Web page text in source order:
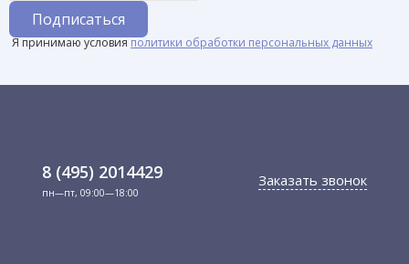
Я принимаю условияполитики обработки персональных данных
8 (495) 2014429
пн—пт, 09:00—18:00
Заказать звонок